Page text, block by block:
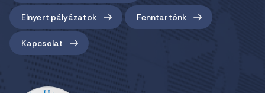
Elnyert pályázatok Fenntartónk
Kapcsolat